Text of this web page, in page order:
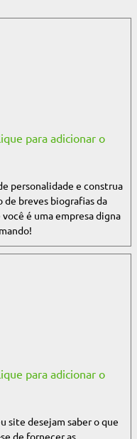
para adicionar o
personalidade e construa
de breves biografias da
é uma empresa digna
para adicionar o
site desejam saber o que